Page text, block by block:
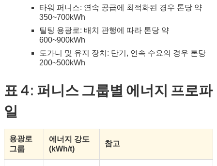
타워 퍼니스: 연속 공급에 최적화된 경우 톤당 약
350~700kWh
틸팅 용광로: 배치 관행에 따라 톤당 약
600~900kWh
도가니 및 유지 장치: 단기, 연속 수요의 경우 톤당
200~500kWh
표 4: 퍼니스 그룹별 에너지 프로파
일
용광로
그룹
에너지 강도
(kWh/t)
참고